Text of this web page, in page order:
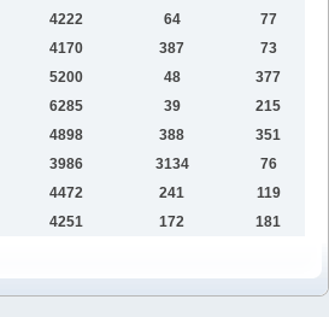
4222 64
77
4170 387
73
5200 48
377
6285 39
215
4898 388
351
3986 3134
76
4472 241
119
4251 172 181